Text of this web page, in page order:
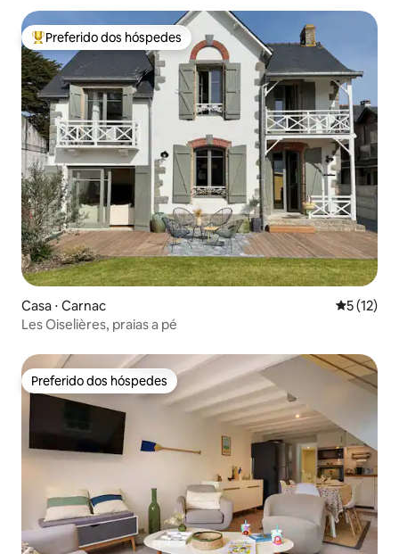
Entre os melhores preferidos dos hóspedes
Preferido dos hóspedes
Casa ⋅ Carnac 5 de uma
5 (12)
Les Oiselières, praias a pé
Preferido dos hóspedes
Preferido dos hóspedes